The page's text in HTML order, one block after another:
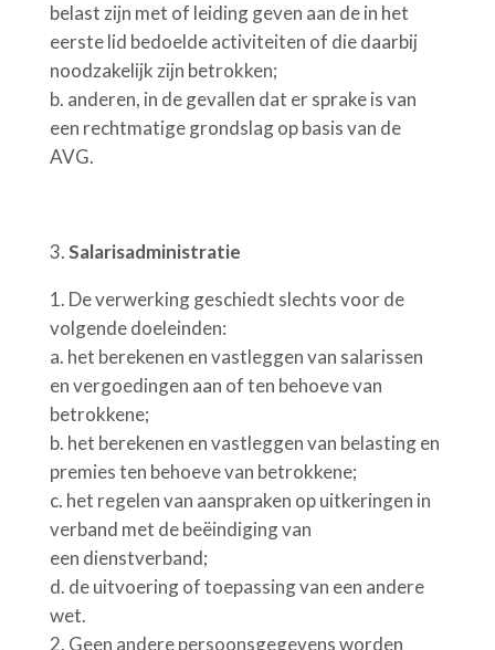
belast zijn met of leiding geven aan de in het
eerste lid bedoelde activiteiten of die daarbij
noodzakelijk zijn betrokken;
b. anderen, in de gevallen dat er sprake is van
een rechtmatige grondslag op basis van de
AVG.
Salarisadministratie
De verwerking geschiedt slechts voor de
volgende doeleinden:
a. het berekenen en vastleggen van salarissen
en vergoedingen aan of ten behoeve van
betrokkene;
b. het berekenen en vastleggen van belasting en
premies ten behoeve van betrokkene;
c. het regelen van aanspraken op uitkeringen in
verband met de beëindiging van
een dienstverband;
d. de uitvoering of toepassing van een andere
wet.
Geen andere persoonsgegevens worden